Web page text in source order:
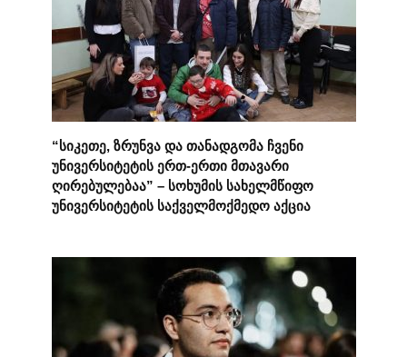
“სიკეთე, ზრუნვა და თანადგომა ჩვენი
უნივერსიტეტის ერთ-ერთი მთავარი
ღირებულებაა” – სოხუმის სახელმწიფო
უნივერსიტეტის საქველმოქმედო აქცია